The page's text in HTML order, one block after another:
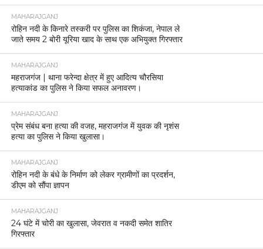
MAHARAJGANJ
रोहिन नदी के किनारे तस्करी पर पुलिस का शिकंजा, नेपाल ले
जाते समय 2 बोरी यूरिया खाद के साथ एक अभियुक्त गिरफ्तार
MAHARAJGANJ
महराजगंज | थाना फरेन्दा क्षेत्र में हुए आदित्य चौरसिया
हत्याकांड का पुलिस ने किया सफल अनावरण।
MAHARAJGANJ
प्रेम संबंध बना हत्या की वजह, महराजगंज में युवक की नृशंस
हत्या का पुलिस ने किया खुलासा।
MAHARAJGANJ
रोहिन नदी के बंधे के निर्माण को लेकर ग्रामीणों का प्रदर्शन,
डीएम को सौंपा ज्ञापन
MAHARAJGANJ
24 घंटे में चोरी का खुलासा, जेवरात व नकदी समेत शातिर
गिरफ्तार